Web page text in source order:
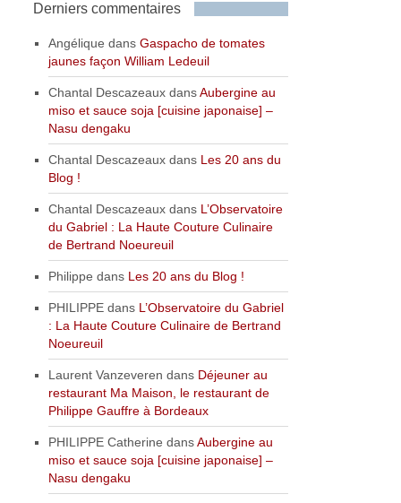
Derniers commentaires
Angélique dansGaspacho de tomates
jaunes façon William Ledeuil
Chantal Descazeaux dansAubergine au
miso et sauce soja [cuisine japonaise] –
Nasu dengaku
Chantal Descazeaux dans Les 20 ans du
Blog !
Chantal Descazeaux dans L’Observatoire
du Gabriel : La Haute Couture Culinaire
de Bertrand Noeureuil
Philippe dans Les 20 ans du Blog !
PHILIPPE dans L’Observatoire du Gabriel
: La Haute Couture Culinaire de Bertrand
Noeureuil
Laurent Vanzeveren dans Déjeuner au
restaurant Ma Maison, le restaurant de
Philippe Gauffre à Bordeaux
PHILIPPE Catherine dansAubergine au
miso et sauce soja [cuisine japonaise] –
Nasu dengaku